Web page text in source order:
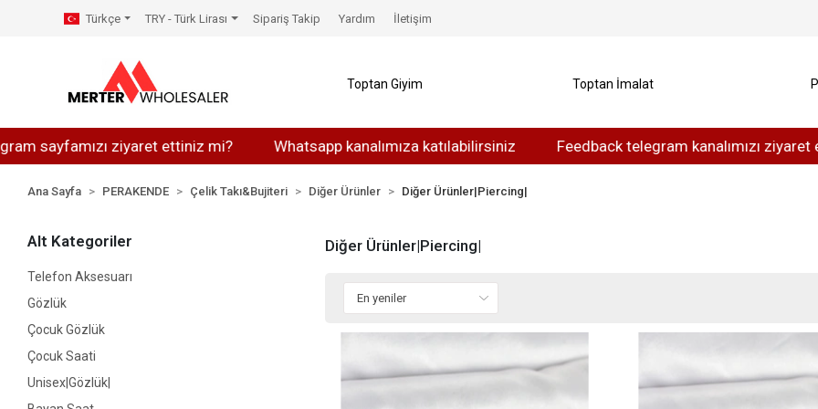
ziyaret ettiniz mi? Whatsapp kanalımıza katılabilirsiniz Feedback telegram kanalımızı ziyaret edebilirsiniz
Türkçe TRY - Türk Lirası Sipariş Takip Yardım İletişim
Toptan Giyim Toptan İmalat
Ana Sayfa PERAKENDE Çelik Takı&Bujiteri Diğer Ürünler Diğer Ürünler|Piercing|
Alt Kategoriler
Telefon Aksesuarı
Gözlük
Çocuk Gözlük
Çocuk Saati
Unisex|Gözlük|
Diğer Ürünler|Piercing|